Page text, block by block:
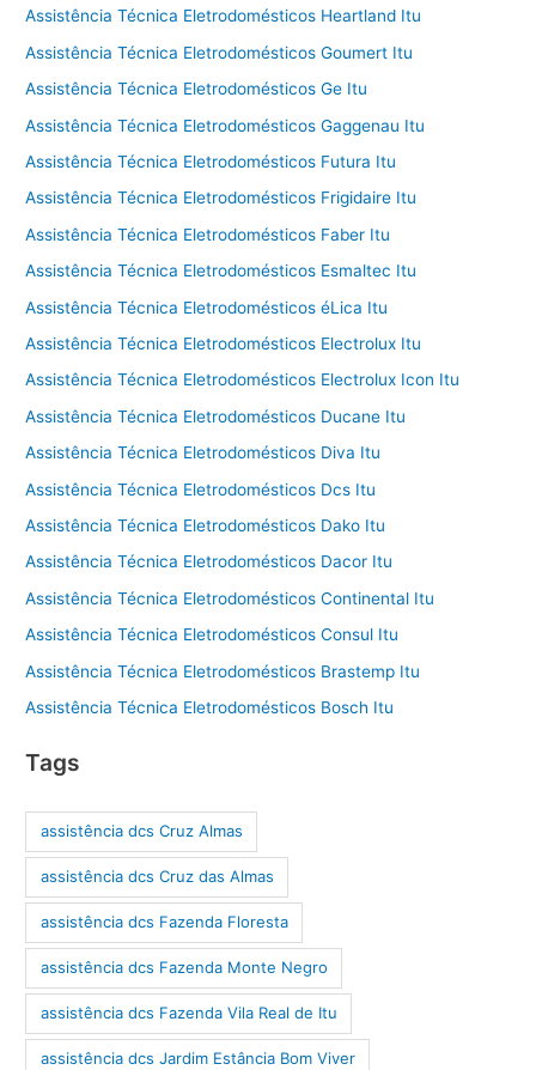
Assistência Técnica Eletrodomésticos Heartland Itu
Assistência Técnica Eletrodomésticos Goumert Itu
Assistência Técnica Eletrodomésticos Ge Itu
Assistência Técnica Eletrodomésticos Gaggenau Itu
Assistência Técnica Eletrodomésticos Futura Itu
Assistência Técnica Eletrodomésticos Frigidaire Itu
Assistência Técnica Eletrodomésticos Faber Itu
Assistência Técnica Eletrodomésticos Esmaltec Itu
Assistência Técnica Eletrodomésticos éLica Itu
Assistência Técnica Eletrodomésticos Electrolux Itu
Assistência Técnica Eletrodomésticos Electrolux Icon Itu
Assistência Técnica Eletrodomésticos Ducane Itu
Assistência Técnica Eletrodomésticos Diva Itu
Assistência Técnica Eletrodomésticos Dcs Itu
Assistência Técnica Eletrodomésticos Dako Itu
Assistência Técnica Eletrodomésticos Dacor Itu
Assistência Técnica Eletrodomésticos Continental Itu
Assistência Técnica Eletrodomésticos Consul Itu
Assistência Técnica Eletrodomésticos Brastemp Itu
Assistência Técnica Eletrodomésticos Bosch Itu
Tags
assistência dcs Cruz Almas
assistência dcs Cruz das Almas
assistência dcs Fazenda Floresta
assistência dcs Fazenda Monte Negro
assistência dcs Fazenda Vila Real de Itu
assistência dcs Jardim Estância Bom Viver